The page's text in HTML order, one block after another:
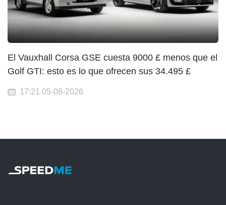
El Vauxhall Corsa GSE cuesta 9000 £ menos que el
Golf GTI: esto es lo que ofrecen sus 34.495 £
17:21 05-08-2026